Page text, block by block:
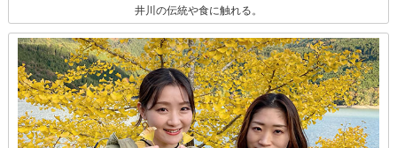
井川の伝統や食に触れる。